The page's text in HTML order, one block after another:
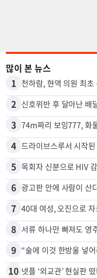
많이 본 뉴스
1
2
3
4 드라이브스루서 시작
5 목회자 신분으로 HIV
6 광고판 안에 사람이
7 40대 여성, 오진으로
8
9
10